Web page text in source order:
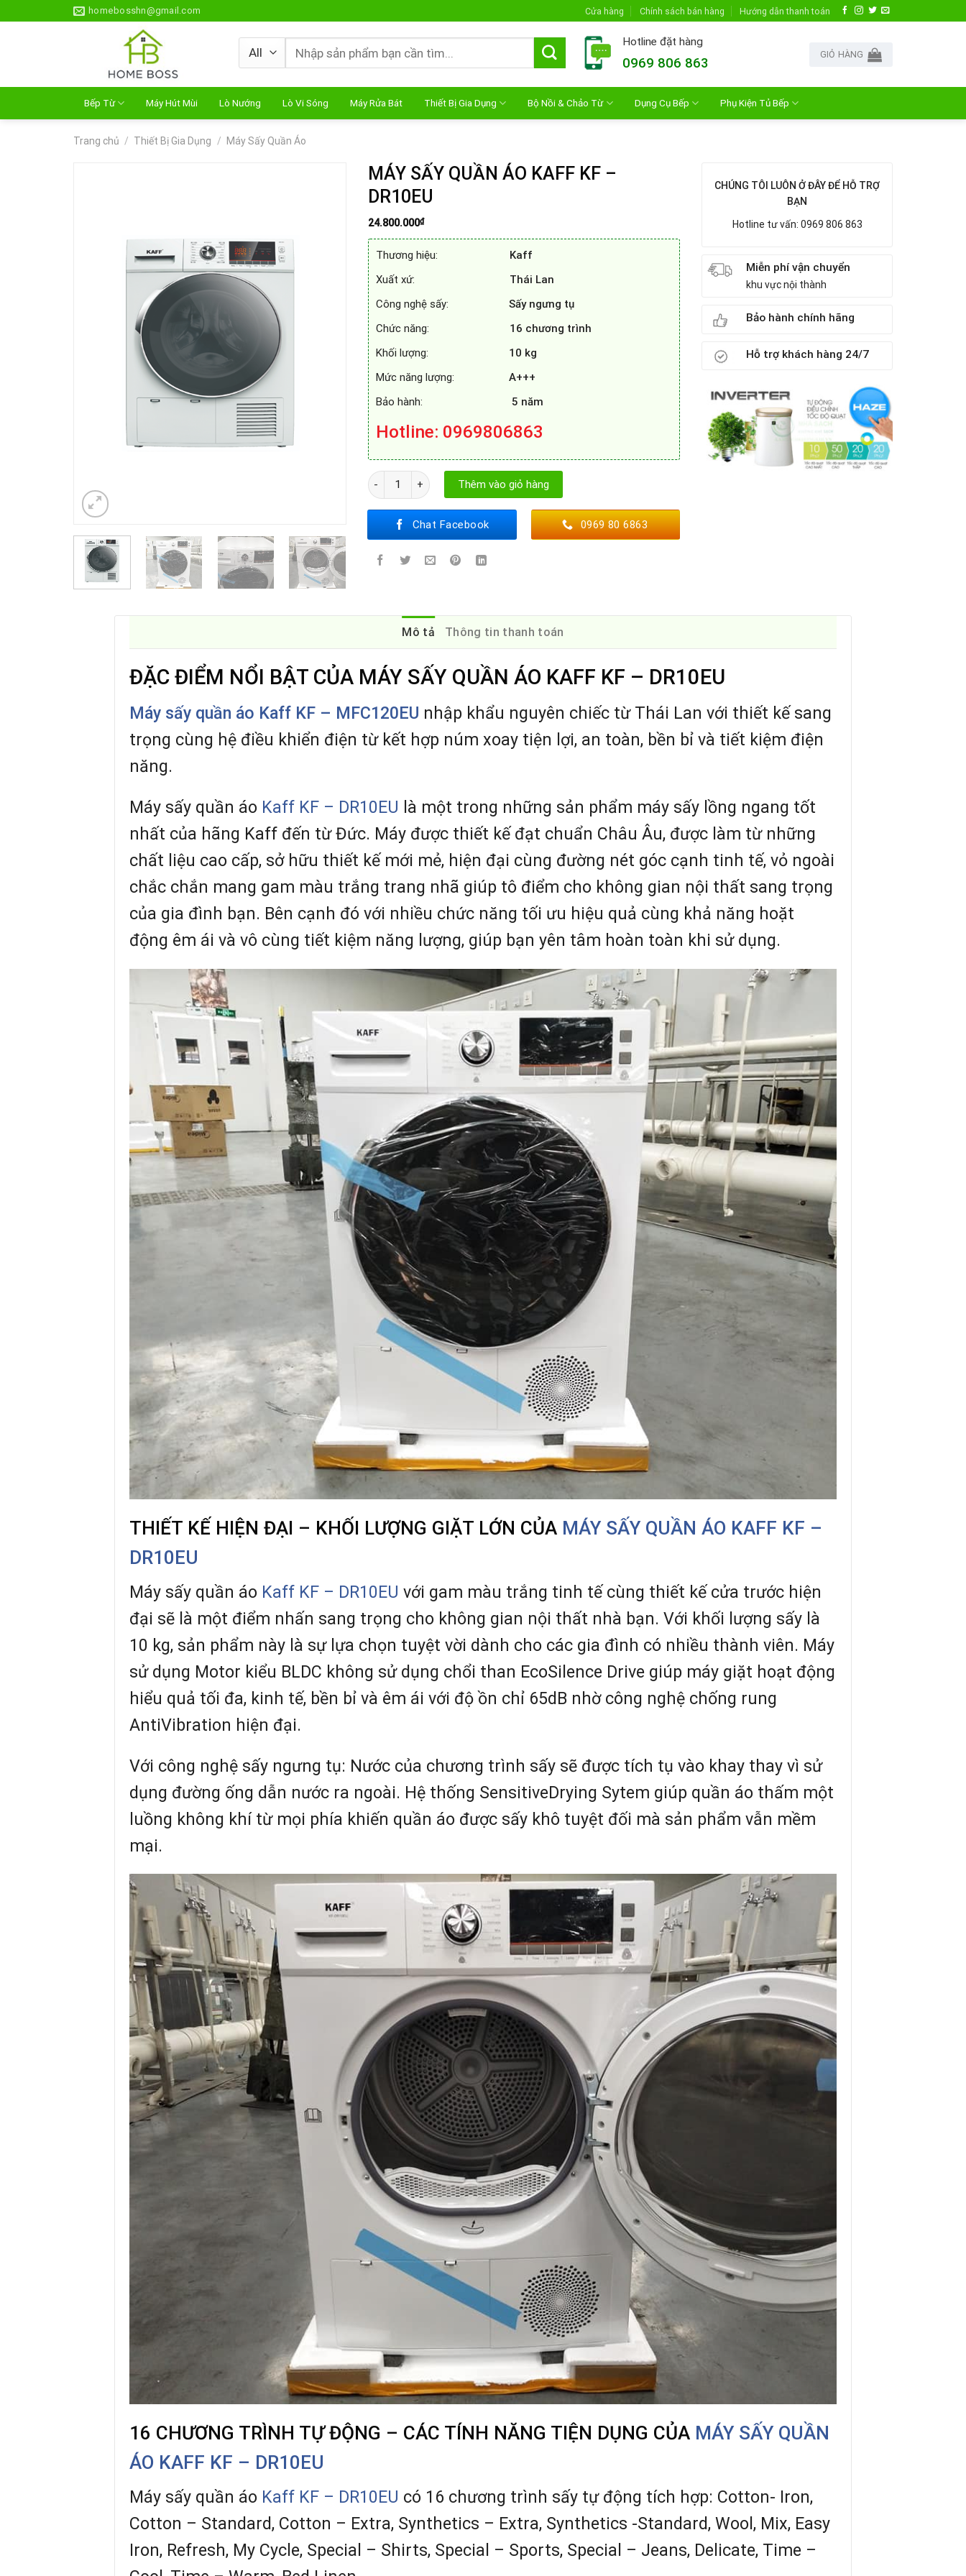
to
homebosshn@gmail.com Cửa hàng Chính sách bán hàng Hướng dẫn thanh toán
Tìm
kiếm:
Hotline đặt hàng
0969 806 863
GIỎ HÀNG
Bếp Từ Máy Hút Mùi Lò Nướng Lò Vi Sóng Máy Rửa Bát Thiết Bị Gia Dụng Bộ Nồi & Chảo Từ Dụng Cụ Bếp Phụ Kiện Tủ Bếp
Trang chủ / Thiết Bị Gia Dụng / Máy Sấy Quần Áo
MÁY SẤY QUẦN ÁO KAFF KF –
DR10EU
24.800.000₫
Thương hiệu: Kaff
Xuất xứ: Thái Lan
Công nghệ sấy: Sấy ngưng tụ
Chức năng: 16 chương trình
Khối lượng: 10 kg
Mức năng lượng: A+++
Bảo hành: 5 năm
Hotline: 0969806863
MÁY SẤY QUẦN ÁO KAFF KF - DR10EU số lượng
Thêm vào giỏ hàng
Chat Facebook 0969 80 6863
CHÚNG TÔI LUÔN Ở ĐÂY ĐỂ HỖ TRỢ
BẠN
Hotline tư vấn: 0969 806 863
Miễn phí vận chuyển
khu vực nội thành
Bảo hành chính hãng
Hỗ trợ khách hàng 24/7
Mô tả Thông tin thanh toán
ĐẶC ĐIỂM NỔI BẬT CỦA MÁY SẤY QUẦN ÁO KAFF KF – DR10EU
Máy sấy quần áo Kaff KF – MFC120EU nhập khẩu nguyên chiếc từ Thái Lan với thiết kế sang
trọng cùng hệ điều khiển điện từ kết hợp núm xoay tiện lợi, an toàn, bền bỉ và tiết kiệm điện
năng.
Máy sấy quần áo Kaff KF – DR10EU là một trong những sản phẩm máy sấy lồng ngang tốt
nhất của hãng Kaff đến từ Đức. Máy được thiết kế đạt chuẩn Châu Âu, được làm từ những
chất liệu cao cấp, sở hữu thiết kế mới mẻ, hiện đại cùng đường nét góc cạnh tinh tế, vỏ ngoài
chắc chắn mang gam màu trắng trang nhã giúp tô điểm cho không gian nội thất sang trọng
của gia đình bạn. Bên cạnh đó với nhiều chức năng tối ưu hiệu quả cùng khả năng hoặt
động êm ái và vô cùng tiết kiệm năng lượng, giúp bạn yên tâm hoàn toàn khi sử dụng.
THIẾT KẾ HIỆN ĐẠI – KHỐI LƯỢNG GIẶT LỚN CỦA MÁY SẤY QUẦN ÁO KAFF KF –
DR10EU
Máy sấy quần áo Kaff KF – DR10EU với gam màu trắng tinh tế cùng thiết kế cửa trước hiện
đại sẽ là một điểm nhấn sang trọng cho không gian nội thất nhà bạn. Với khối lượng sấy là
10 kg, sản phẩm này là sự lựa chọn tuyệt vời dành cho các gia đình có nhiều thành viên. Máy
sử dụng Motor kiểu BLDC không sử dụng chổi than EcoSilence Drive giúp máy giặt hoạt động
hiểu quả tối đa, kinh tế, bền bỉ và êm ái với độ ồn chỉ 65dB nhờ công nghệ chống rung
AntiVibration hiện đại.
Với công nghệ sấy ngưng tụ: Nước của chương trình sấy sẽ được tích tụ vào khay thay vì sử
dụng đường ống dẫn nước ra ngoài. Hệ thống SensitiveDrying Sytem giúp quần áo thấm một
luồng không khí từ mọi phía khiến quần áo được sấy khô tuyệt đối mà sản phẩm vẫn mềm
mại.
16 CHƯƠNG TRÌNH TỰ ĐỘNG – CÁC TÍNH NĂNG TIỆN DỤNG CỦA MÁY SẤY QUẦN
ÁO KAFF KF – DR10EU
Máy sấy quần áo Kaff KF – DR10EU có 16 chương trình sấy tự động tích hợp: Cotton- Iron,
Cotton – Standard, Cotton – Extra, Synthetics – Extra, Synthetics -Standard, Wool, Mix, Easy
Iron, Refresh, My Cycle, Special – Shirts, Special – Sports, Special – Jeans, Delicate, Time –